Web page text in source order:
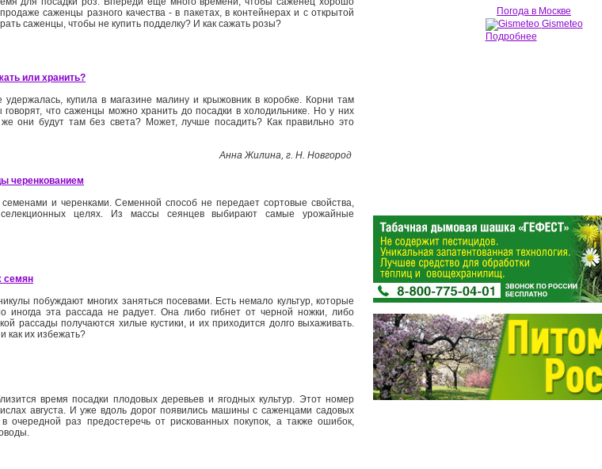
саженцы разного качества - в пакетах, в контейнерах и с открытой
саженцы, чтобы не купить подделку? И как сажать розы?
или хранить?
купила в магазине малину и крыжовник в коробке. Корни там
что саженцы можно хранить до посадки в холодильнике. Но у них
же они будут там без света? Может, лучше посадить? Как правильно это
Анна Жилина, г. Н. Новгород
черенкованием
и черенками. Семенной способ не передает сортовые свойства,
целях. Из массы сеянцев выбирают самые урожайные
семян
побуждают многих заняться посевами. Есть немало культур, которые
иногда эта рассада не радует. Она либо гибнет от черной ножки, либо
рассады получаются хилые кустики, и их приходится долго выхаживать.
как их избежать?
время посадки плодовых деревьев и ягодных культур. Этот номер
августа. И уже вдоль дорог появились машины с саженцами садовых
очередной раз предостеречь от рискованных покупок, а также ошибок,
Погода в Москве
Gismeteo
Подробнее